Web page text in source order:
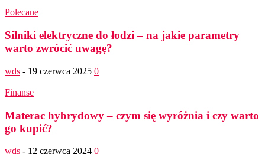
Polecane
Silniki elektryczne do łodzi – na jakie parametry
warto zwrócić uwagę?
wds - 19 czerwca 2025 0
Finanse
Materac hybrydowy – czym się wyróżnia i czy warto
go kupić?
wds - 12 czerwca 2024 0